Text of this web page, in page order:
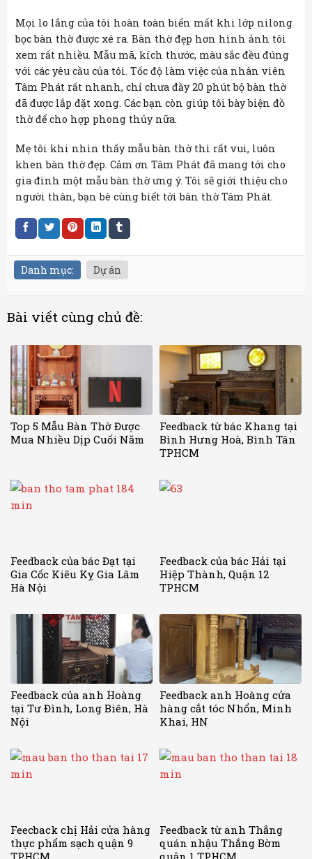
Mọi lo lắng của tôi hoàn toàn biến mất khi lớp nilong
bọc bàn thờ được xé ra. Bàn thờ đẹp hơn hình ảnh tôi
xem rất nhiều. Mẫu mã, kích thước, màu sắc đều đúng
với các yêu cầu của tôi. Tốc độ làm việc của nhân viên
Tâm Phát rất nhanh, chỉ chưa đầy 20 phút bộ bàn thờ
đã được lắp đặt xong. Các bạn còn giúp tôi bày biện đồ
thờ để cho hợp phong thủy nữa.
Mẹ tôi khi nhìn thấy mẫu bàn thờ thì rất vui, luôn
khen bàn thờ đẹp. Cảm ơn Tâm Phát đã mang tới cho
gia đình một mẫu bàn thờ ưng ý. Tôi sẽ giới thiệu cho
người thân, bạn bè cùng biết tới bàn thờ Tâm Phát.
Danh mục: Dự án
Bài viết cùng chủ đề:
Top 5 Mẫu Bàn Thờ Được
Mua Nhiều Dịp Cuối Năm
Feedback từ bác Khang tại
Bình Hưng Hoà, Bình Tân
TPHCM
Feedback của bác Đạt tại
Gia Cốc Kiêu Kỵ Gia Lâm
Hà Nội
Feedback của bác Hải tại
Hiệp Thành, Quận 12
TPHCM
Feedback của anh Hoàng
tại Tư Đình, Long Biên, Hà
Nội
Feedback anh Hoàng cửa
hàng cắt tóc Nhổn, Minh
Khai, HN
Feecback chị Hải cửa hàng
thực phẩm sạch quận 9
TPHCM
Feedback từ anh Thắng
quán nhậu Thắng Bờm
quận 1 TPHCM